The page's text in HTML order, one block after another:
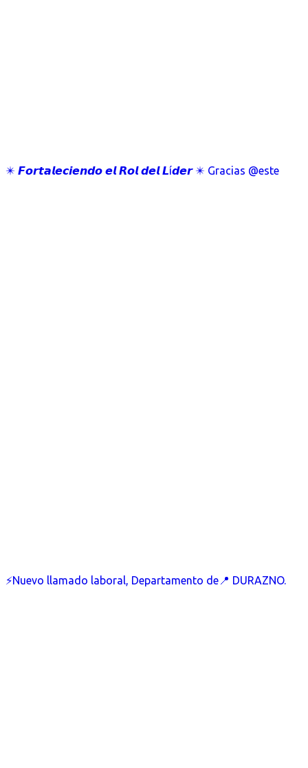
✴️ 𝙁𝙤𝙧𝙩𝙖𝙡𝙚𝙘𝙞𝙚𝙣𝙙𝙤 𝙚𝙡 𝙍𝙤𝙡 𝙙𝙚𝙡 𝙇í𝙙𝙚𝙧 ✴️ Gracias @este
⚡Nuevo llamado laboral, Departamento de📍 DURAZNO.